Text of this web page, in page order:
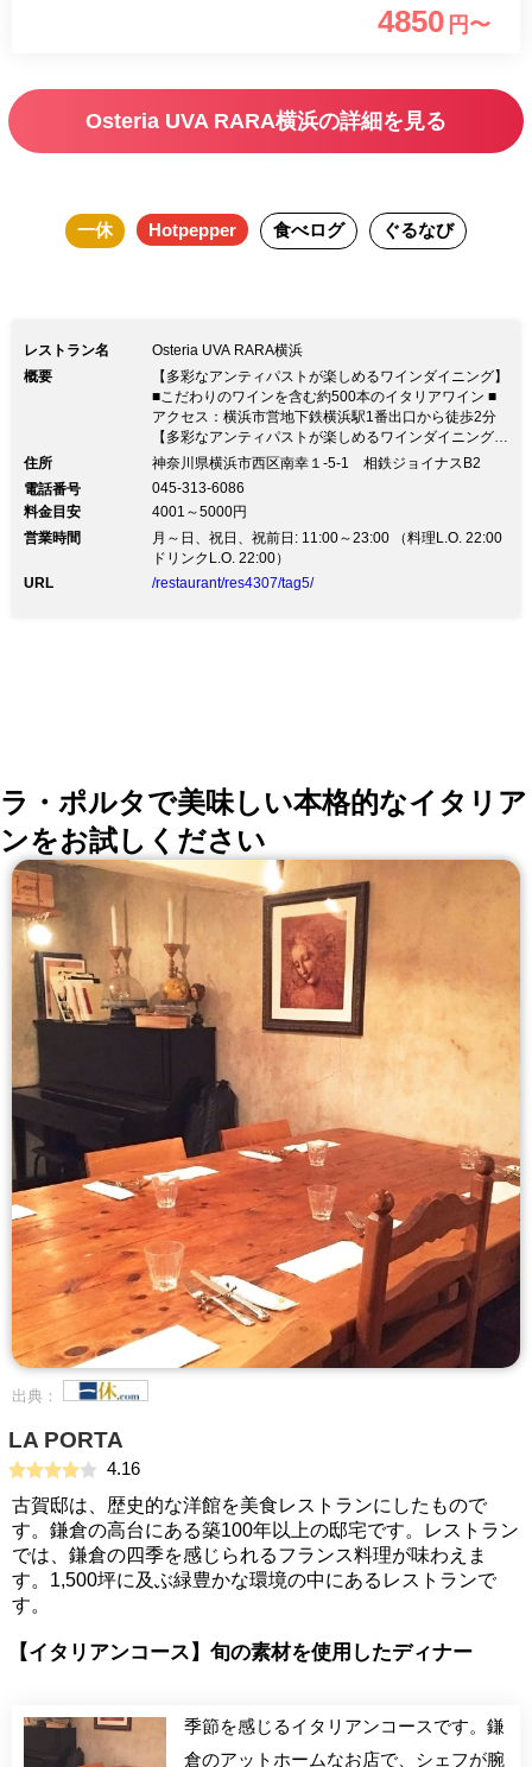
ーコースをご用意いたしました。 お時
4850 円〜
Osteria UVA RARA横浜の詳細を見る
一休 Hotpepper 食べログ ぐるなび
レストラン名
Osteria UVA RARA横浜
概要
【多彩なアンティパストが楽しめるワインダイニング】
■こだわりのワインを含む約500本のイタリアワイン ■
アクセス：横浜市営地下鉄横浜駅1番出口から徒歩2分
【多彩なアンティパストが楽しめるワインダイニング】
■こだわりのワインを含む約500本のイタリアワイン ■
大人女子会やパーティーに◎落ち着きの空間造り ゆっ
たりとした空気が流れる店内は落ち着きがあり大人のパ
ーティーにぴったりです。 大人の女子会やデートなど
空間を重視したい大切な日にどうぞ。 ■UVA RARAのパ
ーティープラン 【プランA】3種アンティパストや鶏の
住所
神奈川県横浜市西区南幸１-5-1 相鉄ジョイナスB2
電話番号
045-313-6086
料金目安
4001～5000円
営業時間
月～日、祝日、祝前日: 11:00～23:00 （料理L.O. 22:00
ドリンクL.O. 22:00）
URL
/restaurant/res4307/tag5/
ラ・ポルタで美味しい本格的なイタリア
ンをお試しください
出典：
LA PORTA
4.16
古賀邸は、歴史的な洋館を美食レストランにしたもので
す。鎌倉の高台にある築100年以上の邸宅です。レストラン
では、鎌倉の四季を感じられるフランス料理が味わえま
す。1,500坪に及ぶ緑豊かな環境の中にあるレストランで
す。
【イタリアンコース】旬の素材を使用したディナー
季節を感じるイタリアンコースです。鎌
倉のアットホームなお店で、シェフが腕